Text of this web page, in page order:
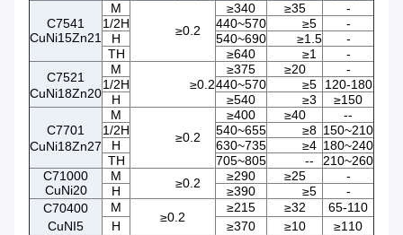
C7541
CuNi15Zn21
M
≥0.2
≥340 ≥35
-
1/2H
440~570 ≥5
-
H
540~690 ≥1.5
-
TH
≥640 ≥1
-
C7521
CuNi18Zn20
M
≥0.2
≥375 ≥20
-
1/2H
440~570 ≥5
120-180
H
≥540 ≥3 ≥150
C7701
CuNi18Zn27
M
≥0.2
≥400 ≥40
--
1/2H
540~655 ≥8 150~210
H
630~735 ≥4 180~240
TH
705~805 --
210~260
C71000
CuNi20
M ≥0.2 ≥290 ≥25
-
H
≥390 ≥5
-
C70400
CuNI5
M
≥0.2
≥215 ≥32
65-110
H
≥370 ≥10
≥110